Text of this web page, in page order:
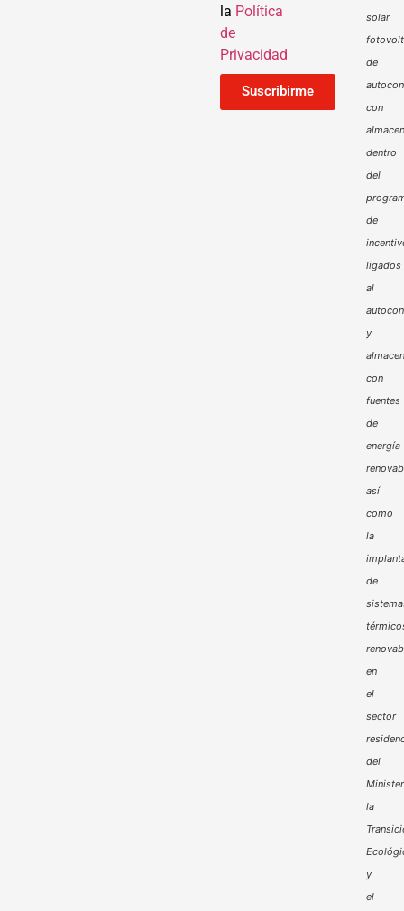
la Política
de
Privacidad
Suscribirme
solar
de
con
dentro
del
de
ligados
al
y
con
fuentes
de
energía
así
como
la
de
en
el
sector
del
la
y
el